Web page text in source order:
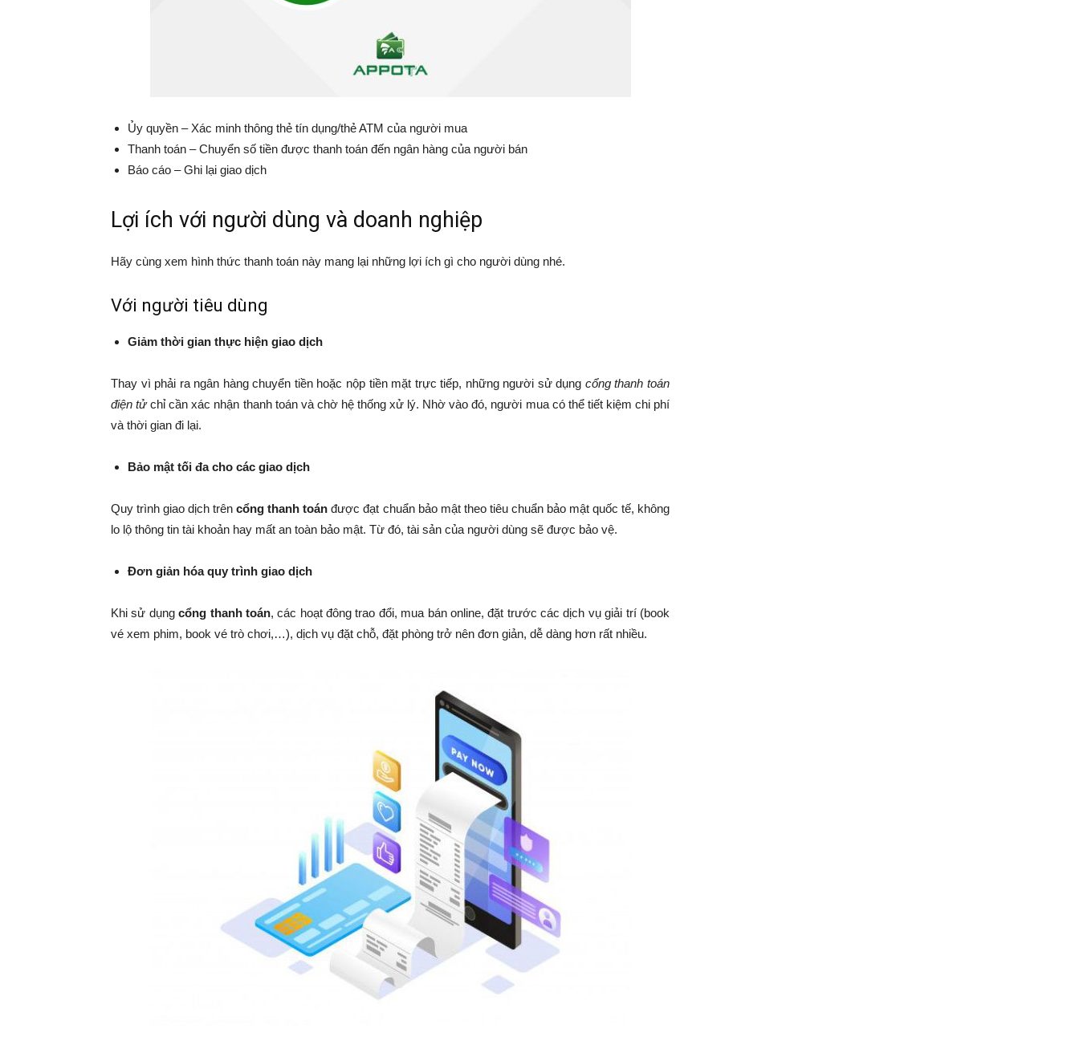
Ủy quyền – Xác minh thông thẻ tín dụng/thẻ ATM của người mua
Thanh toán – Chuyển số tiền được thanh toán đến ngân hàng của người bán
Báo cáo – Ghi lại giao dịch
Lợi ích với người dùng và doanh nghiệp
Hãy cùng xem hình thức thanh toán này mang lại những lợi ích gì cho người dùng nhé.
Với người tiêu dùng
Giảm thời gian thực hiện giao dịch
Thay vì phải ra ngân hàng chuyển tiền hoặc nộp tiền mặt trực tiếp, những người sử dụng cổng thanh toán
điện tửchỉ cần xác nhận thanh toán và chờ hệ thống xử lý. Nhờ vào đó, người mua có thể tiết kiệm chi phí
và thời gian đi lại.
Bảo mật tối đa cho các giao dịch
Quy trình giao dịch trêncổng thanh toán được đạt chuẩn bảo mật theo tiêu chuẩn bảo mật quốc tế, không
lo lộ thông tin tài khoản hay mất an toàn bảo mật. Từ đó, tài sản của người dùng sẽ được bảo vệ.
Đơn giản hóa quy trình giao dịch
Khi sử dụngcổng thanh toán, các hoạt đông trao đổi, mua bán online, đặt trước các dịch vụ giải trí (book
vé xem phim, book vé trò chơi,…), dịch vụ đặt chỗ, đặt phòng trở nên đơn giản, dễ dàng hơn rất nhiều.